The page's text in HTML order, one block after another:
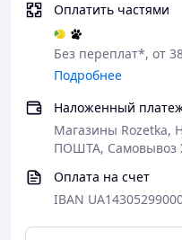
Высота с крышкой -
Длина с ручками -
Диаметр дна - 19 см.
Вес - 1,45 кг.
Производитель -
Оплатить частями
Без переплат*, от
Подробнее
Наложенный
Магазины Rozetka,
ПОШТА, Самовывоз
Оплата на счет
IBAN